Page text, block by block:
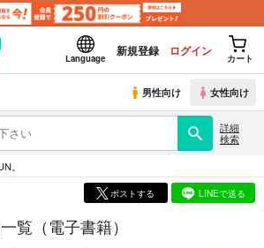
Language
新規登録 ログイン
カート
男性向け 女性向け
詳細
検索
。
ポストする LINEで送る
覧（電子書籍）